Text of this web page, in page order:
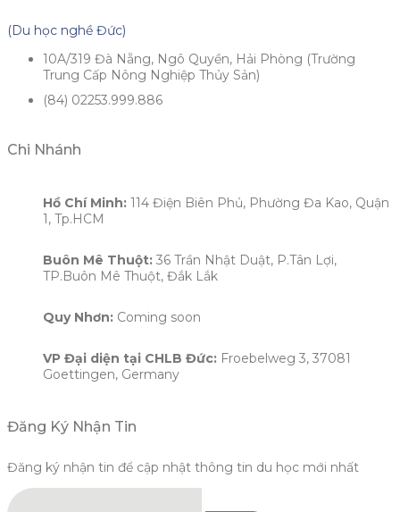
(Du học nghề Đức)
10A/319 Đà Nẵng, Ngô Quyền, Hải Phòng (Trường
Trung Cấp Nông Nghiệp Thủy Sản)
(84) 02253.999.886
Chi Nhánh
Hồ Chí Minh: 114 Điện Biên Phủ, Phường Đa Kao, Quận
1, Tp.HCM
Buôn Mê Thuột: 36 Trần Nhật Duật, P.Tân Lợi,
TP.Buôn Mê Thuột, Đắk Lắk
Quy Nhơn: Coming soon
VP Đại diện tại CHLB Đức: Froebelweg 3, 37081
Goettingen, Germany
Đăng Ký Nhận Tin
Đăng ký nhận tin để cập nhật thông tin du học mới nhất